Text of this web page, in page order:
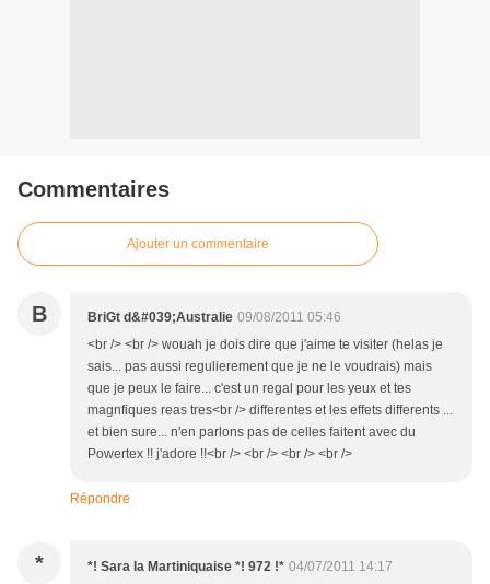
Commentaires
Ajouter un commentaire
B BriGt d&#039;Australie 09/08/2011 05:46
<br /> <br /> wouah je dois dire que j'aime te visiter (helas je
sais... pas aussi regulierement que je ne le voudrais) mais
que je peux le faire... c'est un regal pour les yeux et tes
magnfiques reas tres<br /> differentes et les effets differents ...
et bien sure... n'en parlons pas de celles faitent avec du
Powertex !! j'adore !!<br /> <br /> <br /> <br />
Répondre
* *! Sara la Martiniquaise *! 972 !* 04/07/2011 14:17